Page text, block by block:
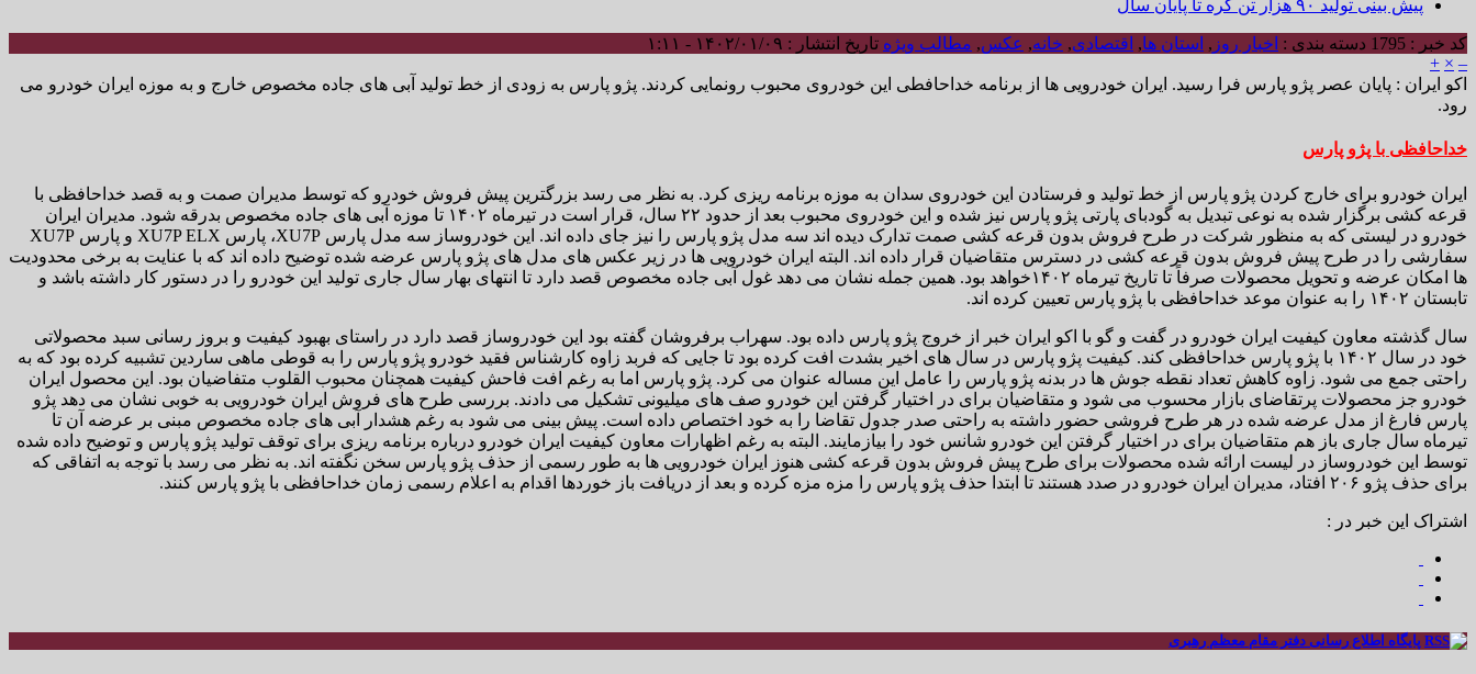
پیش بینی تولید ۹۰ هزار تن کره تا پایان سال
کد خبر : 1795 دسته بندی : اخبار روز , استان ها, اقتصادی, خانه, عکس, مطالب ویژه تاریخ انتشار : ۱۴۰۲/۰۱/۰۹ - ۱:۱۱
–
×
+
اکو ایران : پایان عصر پژو پارس فرا رسید. ایران خودرویی ها از برنامه خداحافطی این خودروی محبوب رونمایی کردند. پژو پارس به زودی از خط تولید آبی های جاده مخصوص خارج و به موزه ایران خودرو می
رود.
خداحافظی با پژو پارس
ایران خودرو برای خارج کردن پژو پارس از خط تولید و فرستادن این خودروی سدان به موزه برنامه ریزی کرد. به نظر می رسد بزرگترین پیش فروش خودرو که توسط مدیران صمت و به قصد خداحافظی با
قرعه کشی برگزار شده به نوعی تبدیل به گودبای پارتی پژو پارس نیز شده و این خودروی محبوب بعد از حدود ۲۲ سال، قرار است در تیرماه ۱۴۰۲ تا موزه آبی های جاده مخصوص بدرقه شود. مدیران ایران
خودرو در لیستی که به منظور شرکت در طرح فروش بدون قرعه کشی صمت تدارک دیده اند سه مدل پژو پارس را نیز جای داده اند. این خودروساز سه مدل پارس XU7P، پارس XU7P ELX و پارس XU7P
سفارشی را در طرح پیش فروش بدون قرعه کشی در دسترس متقاضیان قرار داده اند. البته ایران خودرویی ها در زیر عکس های مدل های پژو پارس عرضه شده توضیح داده اند که با عنایت به برخی محدودیت
ها امکان عرضه و تحویل محصولات صرفاً تا تاریخ تیرماه ۱۴۰۲خواهد بود. همین جمله نشان می دهد غول آبی جاده مخصوص قصد دارد تا انتهای بهار سال جاری تولید این خودرو را در دستور کار داشته باشد و
تابستان ۱۴۰۲ را به عنوان موعد خداحافظی با پژو پارس تعیین کرده اند.
سال گذشته معاون کیفیت ایران خودرو در گفت و گو با اکو ایران خبر از خروج پژو پارس داده بود. سهراب برفروشان گفته بود این خودروساز قصد دارد در راستای بهبود کیفیت و بروز رسانی سبد محصولاتی
خود در سال ۱۴۰۲ با پژو پارس خداحافظی کند. کیفیت پژو پارس در سال های اخیر بشدت افت کرده بود تا جایی که فربد زاوه کارشناس فقید خودرو پژو پارس را به قوطی ماهی ساردین تشبیه کرده بود که به
راحتی جمع می شود. زاوه کاهش تعداد نقطه جوش ها در بدنه پژو پارس را عامل این مساله عنوان می کرد. پژو پارس اما به رغم افت فاحش کیفیت همچنان محبوب القلوب متفاضیان بود. این محصول ایران
خودرو جز محصولات پرتقاضای بازار محسوب می شود و متقاضیان برای در اختیار گرفتن این خودرو صف های میلیونی تشکیل می دادند. بررسی طرح های فروش ایران خودرویی به خوبی نشان می دهد پژو
پارس فارغ از مدل عرضه شده در هر طرح فروشی حضور داشته به راحتی صدر جدول تقاضا را به خود اختصاص داده است. پیش بینی می شود به رغم هشدار آبی های جاده مخصوص مبنی بر عرضه آن تا
تیرماه سال جاری باز هم متقاضیان برای در اختیار گرفتن این خودرو شانس خود را بیازمایند. البته به رغم اظهارات معاون کیفیت ایران خودرو درباره برنامه ریزی برای توقف تولید پژو پارس و توضیح داده شده
توسط این خودروساز در لیست ارائه شده محصولات برای طرح پیش فروش بدون قرعه کشی هنوز ایران خودرویی ها به طور رسمی از حذف پژو پارس سخن نگفته اند. به نظر می رسد با توجه به اتفاقی که
برای حذف پژو ۲۰۶ افتاد، مدیران ایران خودرو در صدد هستند تا ابتدا حذف پژو پارس را مزه مزه کرده و بعد از دریافت باز خوردها اقدام به اعلام رسمی زمان خداحافظی با پژو پارس کنند.
اشتراک این خبر در :
پایگاه اطلاع رسانی دفتر مقام معظم رهبری